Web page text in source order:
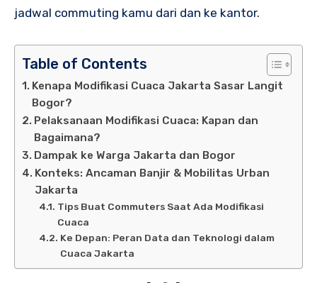
jadwal commuting kamu dari dan ke kantor.
Table of Contents
Kenapa Modifikasi Cuaca Jakarta Sasar Langit
Bogor?
Pelaksanaan Modifikasi Cuaca: Kapan dan
Bagaimana?
Dampak ke Warga Jakarta dan Bogor
Konteks: Ancaman Banjir & Mobilitas Urban
Jakarta
Tips Buat Commuters Saat Ada Modifikasi
Cuaca
Ke Depan: Peran Data dan Teknologi dalam
Cuaca Jakarta